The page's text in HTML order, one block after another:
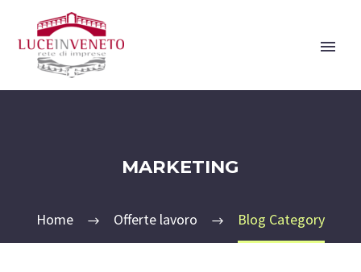
MARKETING
Home Offerte lavoro Blog Category